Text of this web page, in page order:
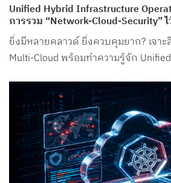
Unified Hybrid Infrastructure
การรวม “Network-Cloud-Security”
เดียว จาก UIH Cloud
ยิ่งมีหลายคลาวด์ ยิ่งควบคุมยาก? เจา
Multi-Cloud พร้อมทำความรู้จัก